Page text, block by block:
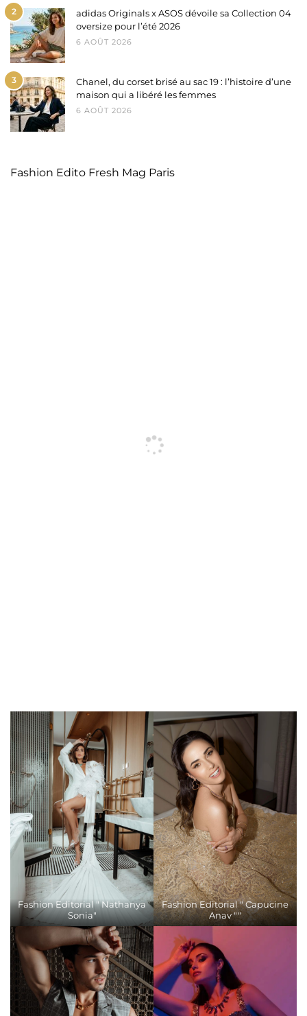
2
adidas Originals x ASOS dévoile sa Collection 04
oversize pour l’été 2026
6 AOÛT 2026
3
Chanel, du corset brisé au sac 19 : l’histoire d’une
maison qui a libéré les femmes
6 AOÛT 2026
Fashion Edito Fresh Mag Paris
Fashion Editorial " Nathanya
Sonia"
Fashion Editorial " Capucine
Anav ""